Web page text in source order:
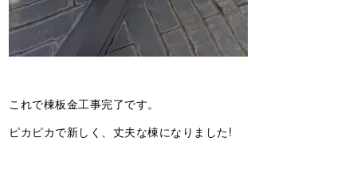
これで棟板金工事完了です。
ピカピカで新しく、丈夫な棟になりました!